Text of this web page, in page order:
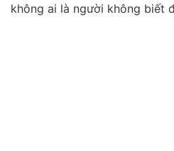
không ai là người không biết